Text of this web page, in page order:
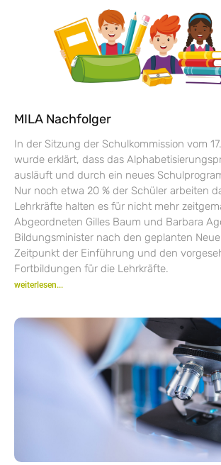
MILA Nachfolger
In der Sitzung der Schulkommission vom
wurde erklärt, dass das
ausläuft und durch ein neues
Nur noch etwa 20 % der Schüler arbeiten
Lehrkräfte halten es für nicht mehr
Abgeordneten Gilles Baum und Barbara
Bildungsminister nach den geplanten
Zeitpunkt der Einführung und den
Fortbildungen für die Lehrkräfte.
weiterlesen...